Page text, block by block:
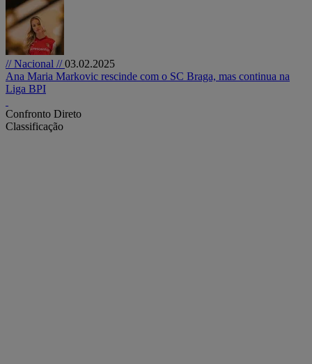
// Nacional //03.02.2025
Ana Maria Markovic rescinde com o SC Braga, mas continua na
Liga BPI
Confronto Direto
Classificação